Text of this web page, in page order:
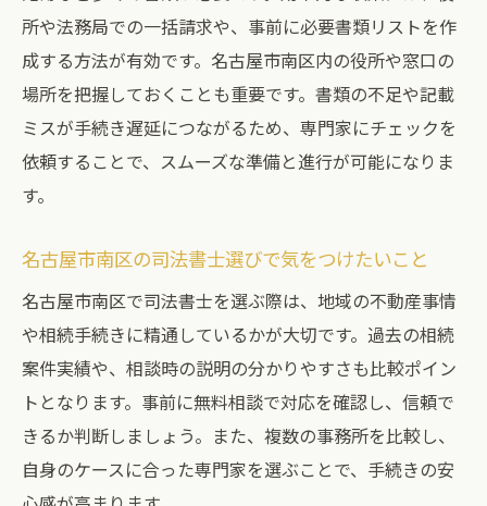
例
専門家に相談することで防ぐ相続トラブル
相続登記の遅れが招くリスクと対策
相続対策で大切な遺産分割協議の進め方
名古屋市南区の司法書士サポートを活用す
司法書士と税理士の違いを相続手続きで比較
相続で司法書士と税理士はどう使い分ける
か
相続手続きの役割別に見る専門家の選び方
名古屋市南区で依頼できる相続専門家の特
徴
司法書士と税理士の相談費用や対応範囲の
所や法務局での一括請求や、事前に必要書類リストを作
成する方法が有効です。名古屋市南区内の役所や窓口の
場所を把握しておくことも重要です。書類の不足や記載
ミスが手続き遅延につながるため、専門家にチェックを
依頼することで、スムーズな準備と進行が可能になりま
す。
名古屋市南区の司法書士選びで気をつけたいこと
名古屋市南区で司法書士を選ぶ際は、地域の不動産事情
や相続手続きに精通しているかが大切です。過去の相続
案件実績や、相談時の説明の分かりやすさも比較ポイン
トとなります。事前に無料相談で対応を確認し、信頼で
きるか判断しましょう。また、複数の事務所を比較し、
自身のケースに合った専門家を選ぶことで、手続きの安